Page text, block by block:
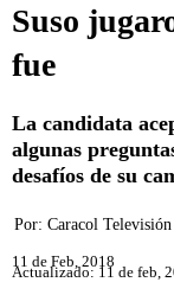
Suso
fue
La candidata
algunas
desafíos de su
Por: Caracol Televisión
11 de Feb, 2018
Actualizado: 11 de feb,